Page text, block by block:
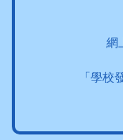
網
「學校